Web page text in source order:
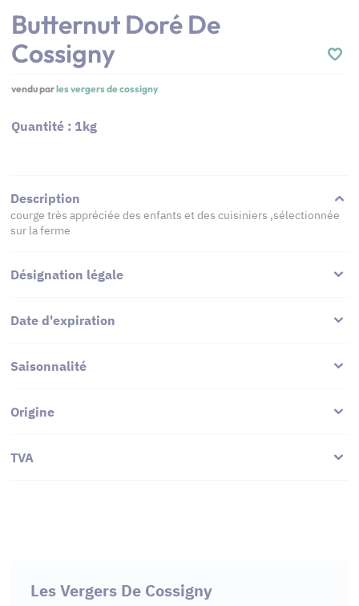
Butternut Doré De
Cossigny
vendu parles vergers de cossigny
Quantité : 1kg
Description
courge très appréciée des enfants et des cuisiniers ,sélectionnée
sur la ferme
Désignation légale
Date d'expiration
Saisonnalité
Origine
TVA
Les Vergers De Cossigny